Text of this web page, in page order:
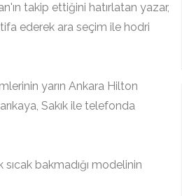
takip ettiğini hatırlatan yazar,
ederek ara seçim ile hodri
yarın Ankara Hilton
Sakık ile telefonda
sıcak bakmadığı modelinin